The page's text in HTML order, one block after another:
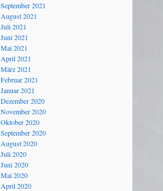
September 2021
August 2021
Juli 2021
Juni 2021
Mai 2021
April 2021
März 2021
Februar 2021
Januar 2021
Dezember 2020
November 2020
Oktober 2020
September 2020
August 2020
Juli 2020
Juni 2020
Mai 2020
April 2020